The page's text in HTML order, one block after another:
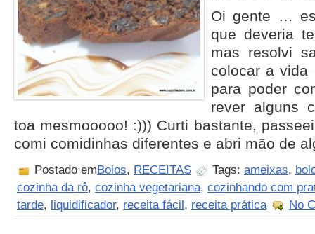
Oi gente …
que deveria
mas resolvi
colocar a vida
para poder
rever alguns
toa mesmooooo! :))) Curti bastante,
comi comidinhas diferentes e abri mão de
Postado emBolos, RECEITAS Tags: ameixas,
cozinha da rô, cozinha vegetariana, cozinhando com
tarde, liquidificador, receita fácil, receita prática No